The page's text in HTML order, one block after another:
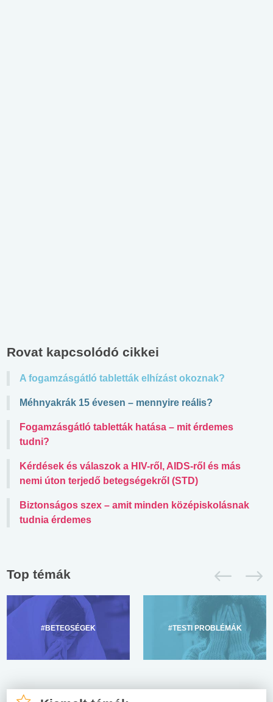
Rovat kapcsolódó cikkei
A fogamzásgátló tabletták elhízást okoznak?
Méhnyakrák 15 évesen – mennyire reális?
Fogamzásgátló tabletták hatása – mit érdemes
tudni?
Kérdések és válaszok a HIV-ről, AIDS-ről és más
nemi úton terjedő betegségekről (STD)
Biztonságos szex – amit minden középiskolásnak
tudnia érdemes
Top témák
#BETEGSÉGEK #TESTI PROBLÉMÁK